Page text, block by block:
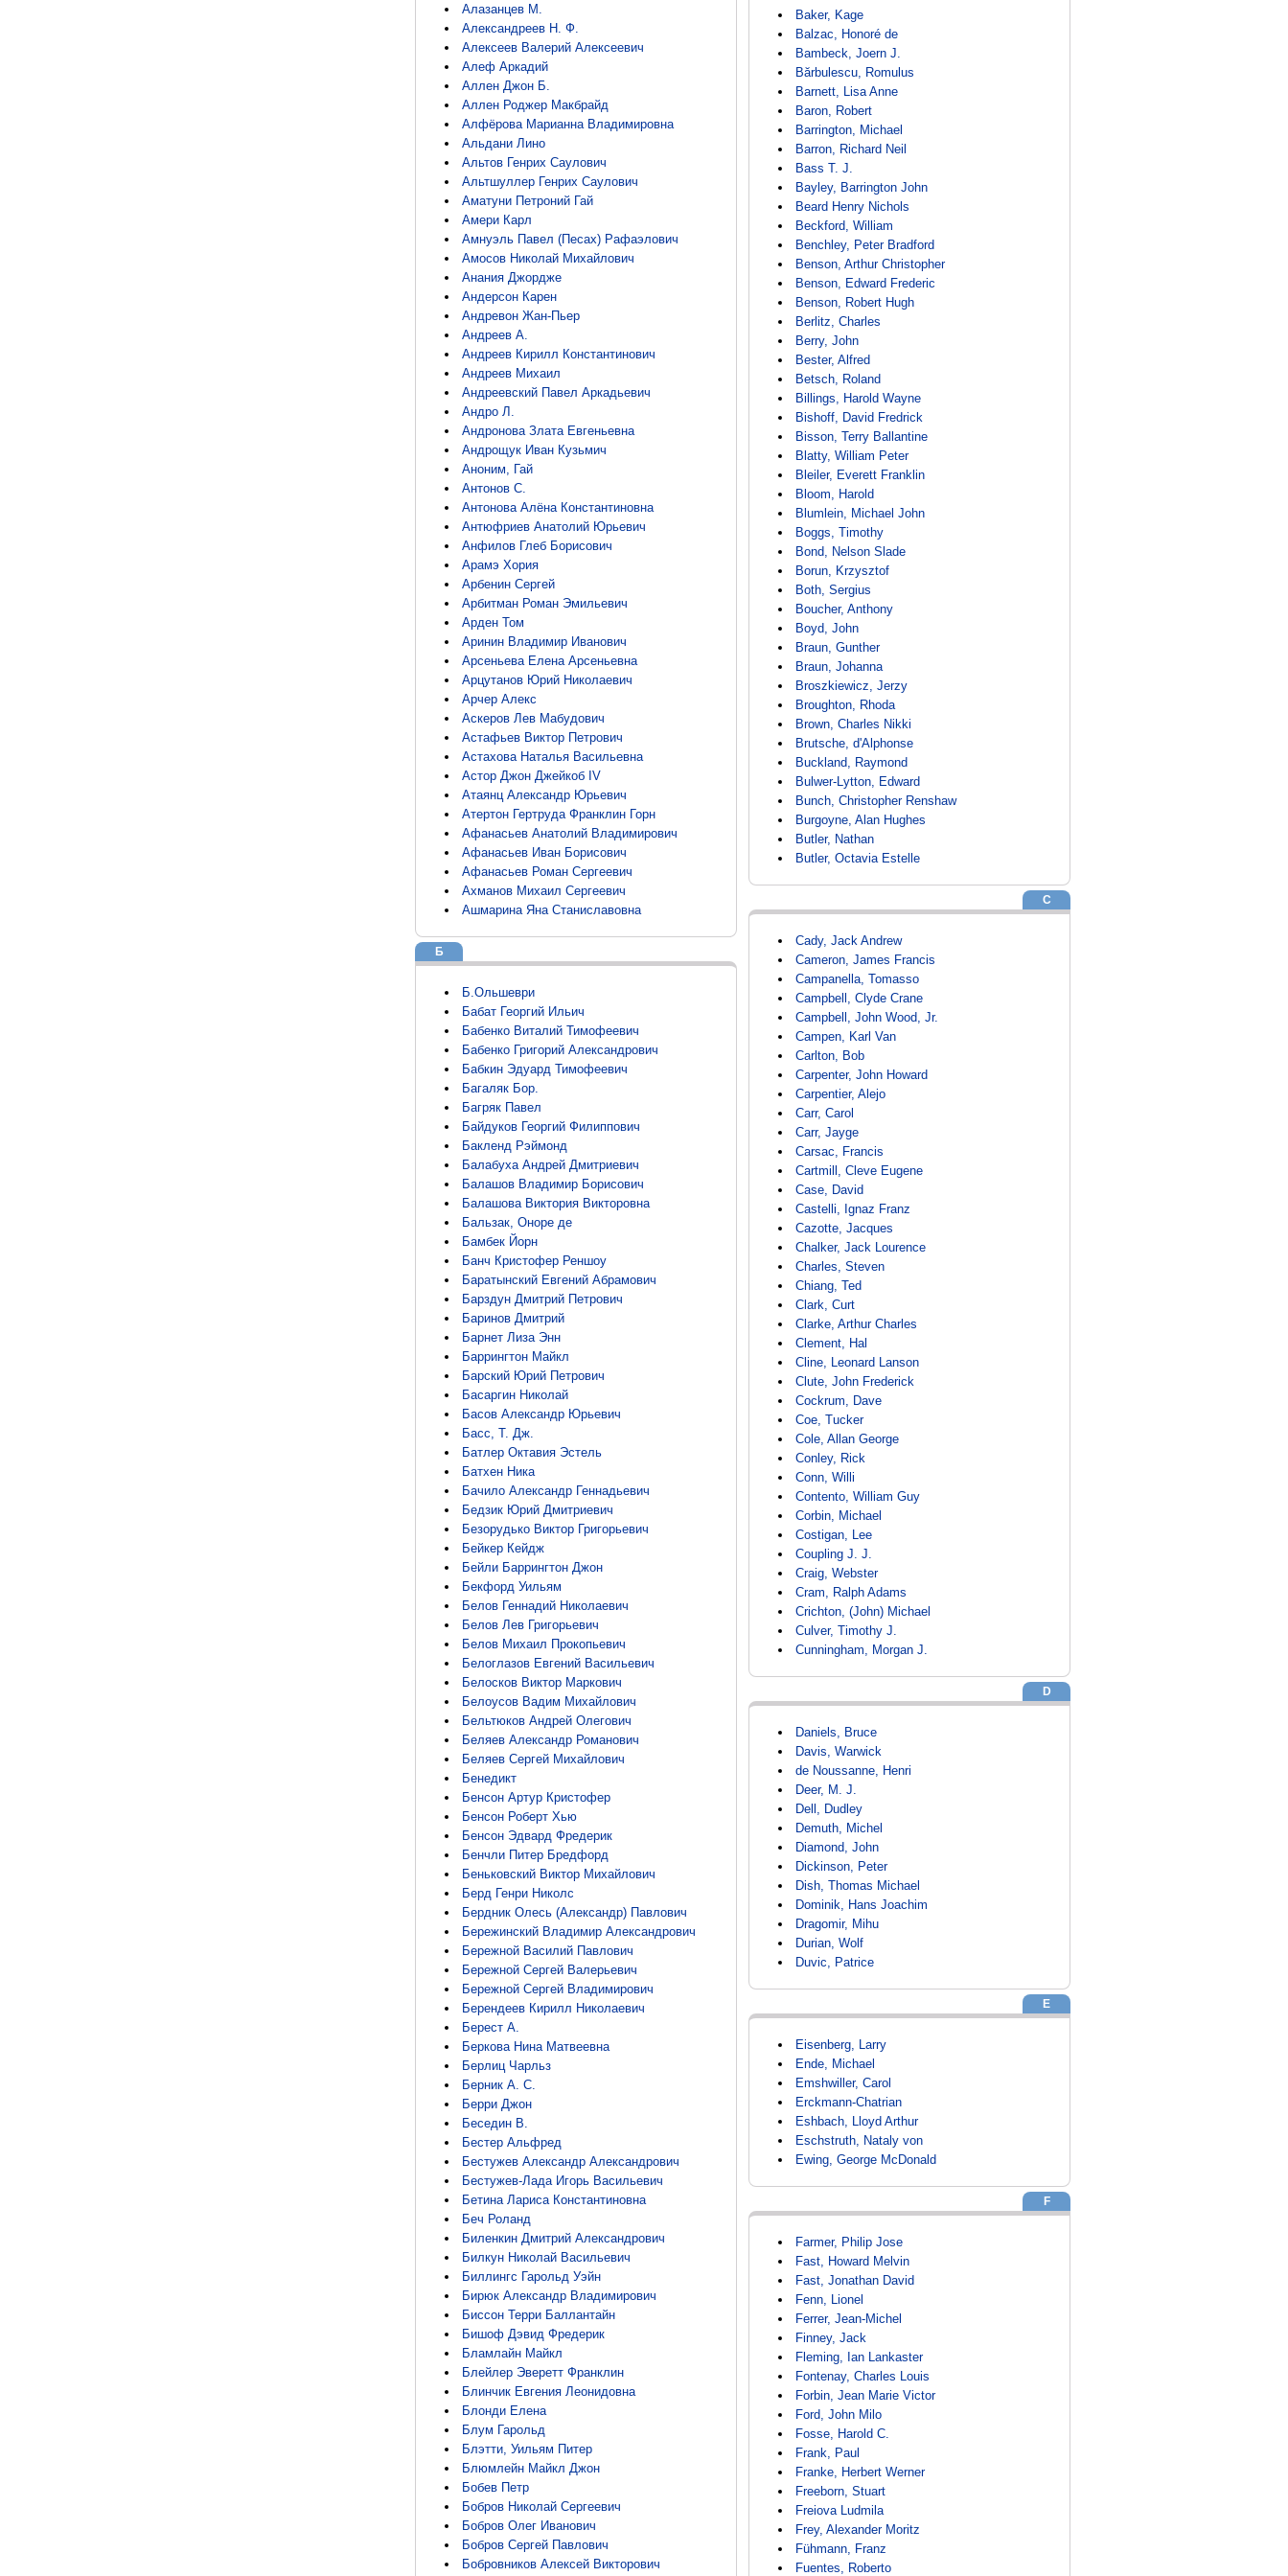
Алазанцев М.
Александреев Н. Ф.
Алексеев Валерий Алексеевич
Алеф Аркадий
Аллен Джон Б.
Аллен Роджер Макбрайд
Алфёрова Марианна Владимировна
Альдани Лино
Альтов Генрих Саулович
Альтшуллер Генрих Саулович
Аматуни Петроний Гай
Амери Карл
Амнуэль Павел (Песах) Рафаэлович
Амосов Николай Михайлович
Анания Джордже
Андерсон Карен
Андревон Жан-Пьер
Андреев А.
Андреев Кирилл Константинович
Андреев Михаил
Андреевский Павел Аркадьевич
Андро Л.
Андронова Злата Евгеньевна
Андрощук Иван Кузьмич
Аноним, Гай
Антонов С.
Антонова Алёна Константиновна
Антюфриев Анатолий Юрьевич
Анфилов Глеб Борисович
Арамэ Хория
Арбенин Сергей
Арбитман Роман Эмильевич
Арден Том
Аринин Владимир Иванович
Арсеньева Елена Арсеньевна
Арцутанов Юрий Николаевич
Арчер Алекс
Аскеров Лев Мабудович
Астафьев Виктор Петрович
Астахова Наталья Васильевна
Астор Джон Джейкоб IV
Атаянц Александр Юрьевич
Атертон Гертруда Франклин Горн
Афанасьев Анатолий Владимирович
Афанасьев Иван Борисович
Афанасьев Роман Сергеевич
Ахманов Михаил Сергеевич
Ашмарина Яна Станиславовна
Б
Б.Ольшеври
Бабат Георгий Ильич
Бабенко Виталий Тимофеевич
Бабенко Григорий Александрович
Бабкин Эдуард Тимофеевич
Багаляк Бор.
Багряк Павел
Байдуков Георгий Филиппович
Бакленд Рэймонд
Балабуха Андрей Дмитриевич
Балашов Владимир Борисович
Балашова Виктория Викторовна
Бальзак, Оноре де
Бамбек Йорн
Банч Кристофер Реншоу
Баратынский Евгений Абрамович
Барздун Дмитрий Петрович
Баринов Дмитрий
Барнет Лиза Энн
Баррингтон Майкл
Барский Юрий Петрович
Басаргин Николай
Басов Александр Юрьевич
Басс, Т. Дж.
Батлер Октавия Эстель
Батхен Ника
Бачило Александр Геннадьевич
Бедзик Юрий Дмитриевич
Безорудько Виктор Григорьевич
Бейкер Кейдж
Бейли Баррингтон Джон
Бекфорд Уильям
Белов Геннадий Николаевич
Белов Лев Григорьевич
Белов Михаил Прокопьевич
Белоглазов Евгений Васильевич
Белосков Виктор Маркович
Белоусов Вадим Михайлович
Бельтюков Андрей Олегович
Беляев Александр Романович
Беляев Сергей Михайлович
Бенедикт
Бенсон Артур Кристофер
Бенсон Роберт Хью
Бенсон Эдвард Фредерик
Бенчли Питер Бредфорд
Беньковский Виктор Михайлович
Берд Генри Николс
Бердник Олесь (Александр) Павлович
Бережинский Владимир Александрович
Бережной Василий Павлович
Бережной Сергей Валерьевич
Бережной Сергей Владимирович
Берендеев Кирилл Николаевич
Берест А.
Беркова Нина Матвеевна
Берлиц Чарльз
Берник А. С.
Берри Джон
Беседин В.
Бестер Альфред
Бестужев Александр Александрович
Бестужев-Лада Игорь Васильевич
Бетина Лариса Константиновна
Беч Роланд
Биленкин Дмитрий Александрович
Билкун Николай Васильевич
Биллингс Гарольд Уэйн
Бирюк Александр Владимирович
Биссон Терри Баллантайн
Бишоф Дэвид Фредерик
Бламлайн Майкл
Блейлер Эверетт Франклин
Блинчик Евгения Леонидовна
Блонди Елена
Блум Гарольд
Блэтти, Уильям Питер
Блюмлейн Майкл Джон
Бобев Петр
Бобров Николай Сергеевич
Бобров Олег Иванович
Бобров Сергей Павлович
Бобровников Алексей Викторович
Baker, Kage
Balzac, Honoré de
Bambeck, Joern J.
Bărbulescu, Romulus
Barnett, Lisa Anne
Baron, Robert
Barrington, Michael
Barron, Richard Neil
Bass T. J.
Bayley, Barrington John
Beard Henry Nichols
Beckford, William
Benchley, Peter Bradford
Benson, Arthur Christopher
Benson, Edward Frederic
Benson, Robert Hugh
Berlitz, Charles
Berry, John
Bester, Alfred
Betsch, Roland
Billings, Harold Wayne
Bishoff, David Fredrick
Bisson, Terry Ballantine
Blatty, William Peter
Bleiler, Everett Franklin
Bloom, Harold
Blumlein, Michael John
Boggs, Timothy
Bond, Nelson Slade
Borun, Krzysztof
Both, Sergius
Boucher, Anthony
Boyd, John
Braun, Gunther
Braun, Johanna
Broszkiewicz, Jerzy
Broughton, Rhoda
Brown, Charles Nikki
Brutsche, d'Alphonse
Buckland, Raymond
Bulwer-Lytton, Edward
Bunch, Christopher Renshaw
Burgoyne, Alan Hughes
Butler, Nathan
Butler, Octavia Estelle
C
Cady, Jack Andrew
Cameron, James Francis
Campanella, Tomasso
Campbell, Clyde Crane
Campbell, John Wood, Jr.
Campen, Karl Van
Carlton, Bob
Carpenter, John Howard
Carpentier, Alejo
Carr, Carol
Carr, Jayge
Carsac, Francis
Cartmill, Cleve Eugene
Case, David
Castelli, Ignaz Franz
Cazotte, Jacques
Chalker, Jack Lourence
Charles, Steven
Chiang, Ted
Clark, Curt
Clarke, Arthur Charles
Clement, Hal
Cline, Leonard Lanson
Clute, John Frederick
Cockrum, Dave
Coe, Tucker
Cole, Allan George
Conley, Rick
Conn, Willi
Contento, William Guy
Corbin, Michael
Costigan, Lee
Coupling J. J.
Craig, Webster
Cram, Ralph Adams
Crichton, (John) Michael
Culver, Timothy J.
Cunningham, Morgan J.
D
Daniels, Bruce
Davis, Warwick
de Noussanne, Henri
Deer, M. J.
Dell, Dudley
Demuth, Michel
Diamond, John
Dickinson, Peter
Dish, Thomas Michael
Dominik, Hans Joachim
Dragomir, Mihu
Durian, Wolf
Duvic, Patrice
E
Eisenberg, Larry
Ende, Michael
Emshwiller, Carol
Erckmann-Chatrian
Eshbach, Lloyd Arthur
Eschstruth, Nataly von
Ewing, George McDonald
F
Farmer, Philip Jose
Fast, Howard Melvin
Fast, Jonathan David
Fenn, Lionel
Ferrer, Jean-Michel
Finney, Jack
Fleming, Ian Lankaster
Fontenay, Charles Louis
Forbin, Jean Marie Victor
Ford, John Milo
Fosse, Harold C.
Frank, Paul
Franke, Herbert Werner
Freeborn, Stuart
Freiova Ludmila
Frey, Alexander Moritz
Fühmann, Franz
Fuentes, Roberto